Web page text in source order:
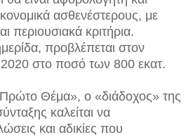
ασθενέστερους, με
περιουσιακά κριτήρια.
προβλέπεται στον
στο ποσό των 800 εκατ.
Θέμα», ο «διάδοχος» της
καλείται να
και αδικίες που